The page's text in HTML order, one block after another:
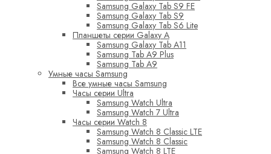
Samsung Galaxy Tab S9 FE
Samsung Galaxy Tab S9
Samsung Galaxy Tab S6 Lite
Планшеты серии Galaxy A
Samsung Galaxy Tab A11
Samsung Tab A9 Plus
Samsung Tab A9
Умные часы Samsung
Все умные часы Samsung
Часы серии Ultra
Samsung Watch Ultra
Samsung Watch 7 Ultra
Часы серии Watch 8
Samsung Watch 8 Classic LTE
Samsung Watch 8 Classic
Samsung Watch 8 LTE